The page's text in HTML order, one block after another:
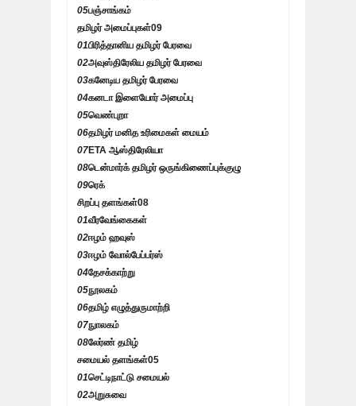
05பஞ்சாங்கம்
தமிழர் அமைப்புகள்09
01பிரித்தானிய தமிழர் பேரவை
02அவுஸ்திரேலிய தமிழர் பேரவை
03கனேடிய தமிழர் பேரவை
04கனடா இளையோர் அமைப்பு
05வெண்புறா
06தமிழர் மனித உரிமைகள் மையம்
07ETA ஆஸ்திரேலியா
08டென்மார்க் தமிழர் ஒருங்கிணைப்புக்குழு
09ரெக்
சிறப்பு தளங்கள்08
01வீரவேங்கைகள்
02ஈழம் ஹவுஸ்
03ஈழம் வோல்பேப்பர்ஸ்
04தேசக்காற்று
05நூலகம்
06தமிழ் எழுத்துருமாற்றி
07நுாலகம்
08லேர்ண் தமிழ்
சமையல் தளங்கள்05
01செட்டிநாட்டு சமையல்
02அறுசுவை